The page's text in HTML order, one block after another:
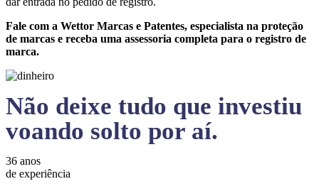
Fale com a Wettor Marcas e Patentes, especialista na proteção
de marcas e receba uma assessoria completa para o registro de
marca.
Não deixe tudo que investiu
voando solto por aí.
36 anos
de experiência